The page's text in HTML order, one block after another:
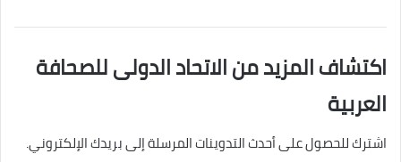
اكتشاف المزيد من الاتحاد الدولى للصحافة
العربية
اشترك للحصول على أحدث التدوينات المرسلة إلى بريدك الإلكتروني.